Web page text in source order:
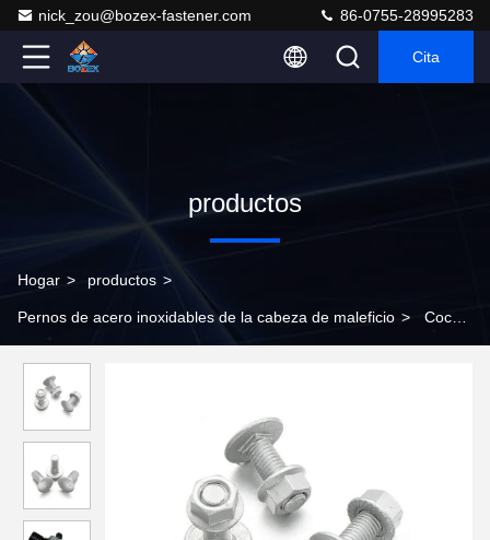
nick_zou@bozex-fastener.com 86-0755-28995283
Cita
productos
Hogar > productos >
Pernos de acero inoxidables de la cabeza de maleficio > Coche
inoxidables y de las nueces M5